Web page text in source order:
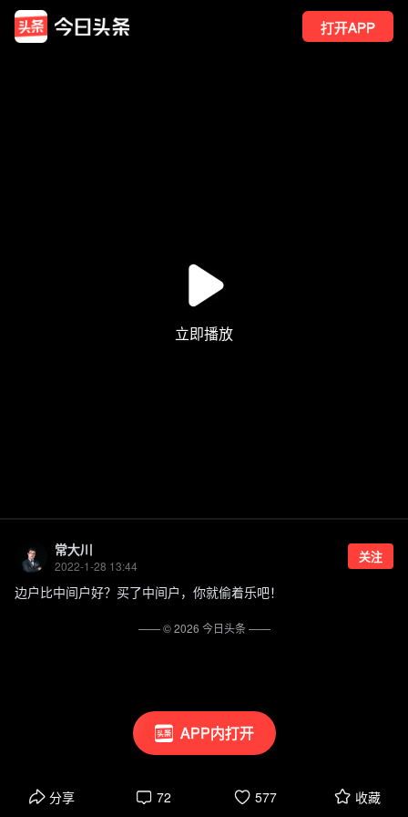
打开APP
APP内打开
常大川
2022-1-28 13:44
关注
边户比中间户好？买了中间户，你就偷着乐吧！
分享 72 577 收藏
—— ©2026 今日头条——